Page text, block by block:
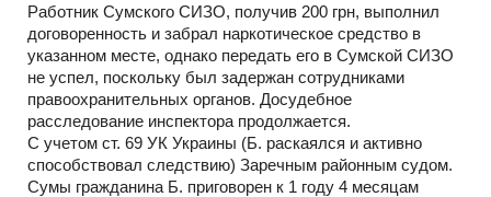
Работник Сумского СИЗО, получив 200 грн, выполнил
договоренность и забрал наркотическое средство в
указанном месте, однако передать его в Сумской СИЗО
не успел, поскольку был задержан сотрудниками
правоохранительных органов. Досудебное
расследование инспектора продолжается.
С учетом ст. 69 УК Украины (Б. раскаялся и активно
способствовал следствию) Заречным районным судом.
Сумы гражданина Б. приговорен к 1 году 4 месяцам